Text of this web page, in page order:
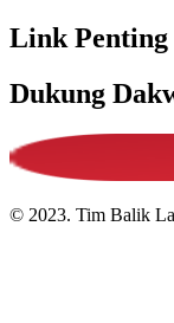
Link Penting
Dukung
© 2023. Tim Balik